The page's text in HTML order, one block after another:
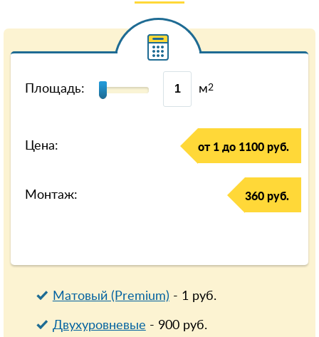
Площадь: м2
Цена: от 1 до 1100 руб.
Монтаж: 360 руб.
Матовый (Premium) - 1руб.
Двухуровневые - 900руб.